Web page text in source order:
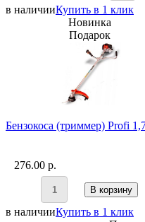
в наличииКупить в 1 клик
Новинка
Подарок
Бензокоса (триммер) Profi
276.00 p.
В корзину
в наличииКупить в 1 клик